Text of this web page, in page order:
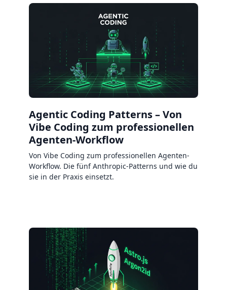
Agentic Coding Patterns – Von
Vibe Coding zum professionellen
Agenten-Workflow
Von Vibe Coding zum professionellen Agenten-
Workflow. Die fünf Anthropic-Patterns und wie du
sie in der Praxis einsetzt.